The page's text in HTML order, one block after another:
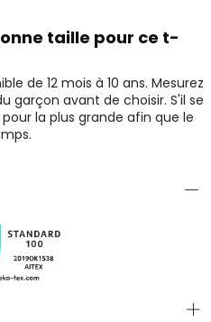
taille pour ce t-
de 12 mois à 10 ans. Mesurez
garçon avant de choisir. S'il se
la plus grande afin que le